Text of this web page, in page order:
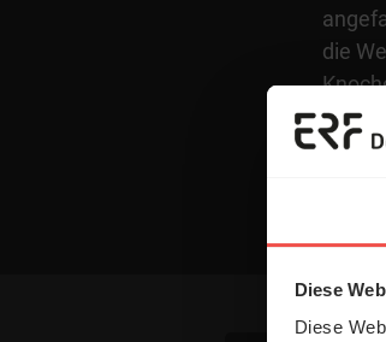
Diese
Diese
die
eines: